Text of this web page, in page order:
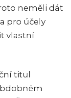
neměli dát
pro účely
vlastní
titul